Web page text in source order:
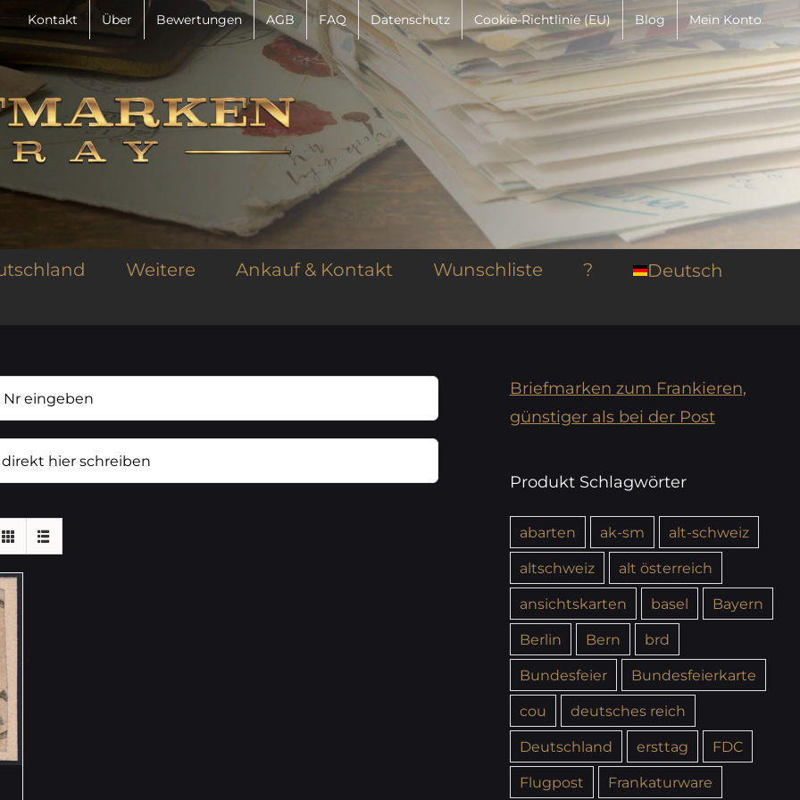
Kontakt Über Bewertungen AGB FAQ Datenschutz Cookie-Richtlinie (EU) Blog Mein Konto
Weitere Ankauf & Kontakt Wunschliste ? Deutsch
Briefmarken zum Frankieren,
günstiger als bei der Post
Produkt Schlagwörter
abarten ak-sm
alt-schweiz
altschweiz
alt österreich
ansichtskarten
basel
Bayern
Berlin
Bern
brd
Bundesfeier
Bundesfeierkarte
cou
deutsches reich
Deutschland
ersttag
FDC
Flugpost
Frankaturware